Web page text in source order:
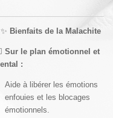
Bienfaits de la Malachite
Sur le plan émotionnel et
:
Aide à libérer les émotions
enfouies et les blocages
émotionnels.